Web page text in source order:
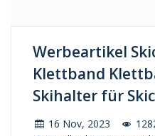
Werbeartikel
Klettband
Skihalter für
16 Nov, 2023